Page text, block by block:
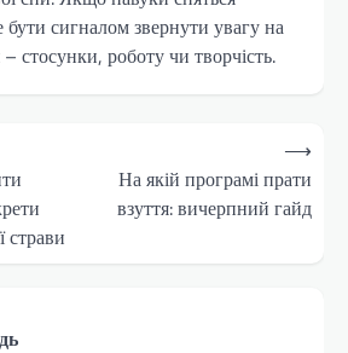
сигналом звернути увагу на
стосунки, роботу чи творчість.
страви
На якій програмі прати
взуття: вичерпний гайд
⟶